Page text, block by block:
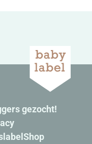
gezocht!